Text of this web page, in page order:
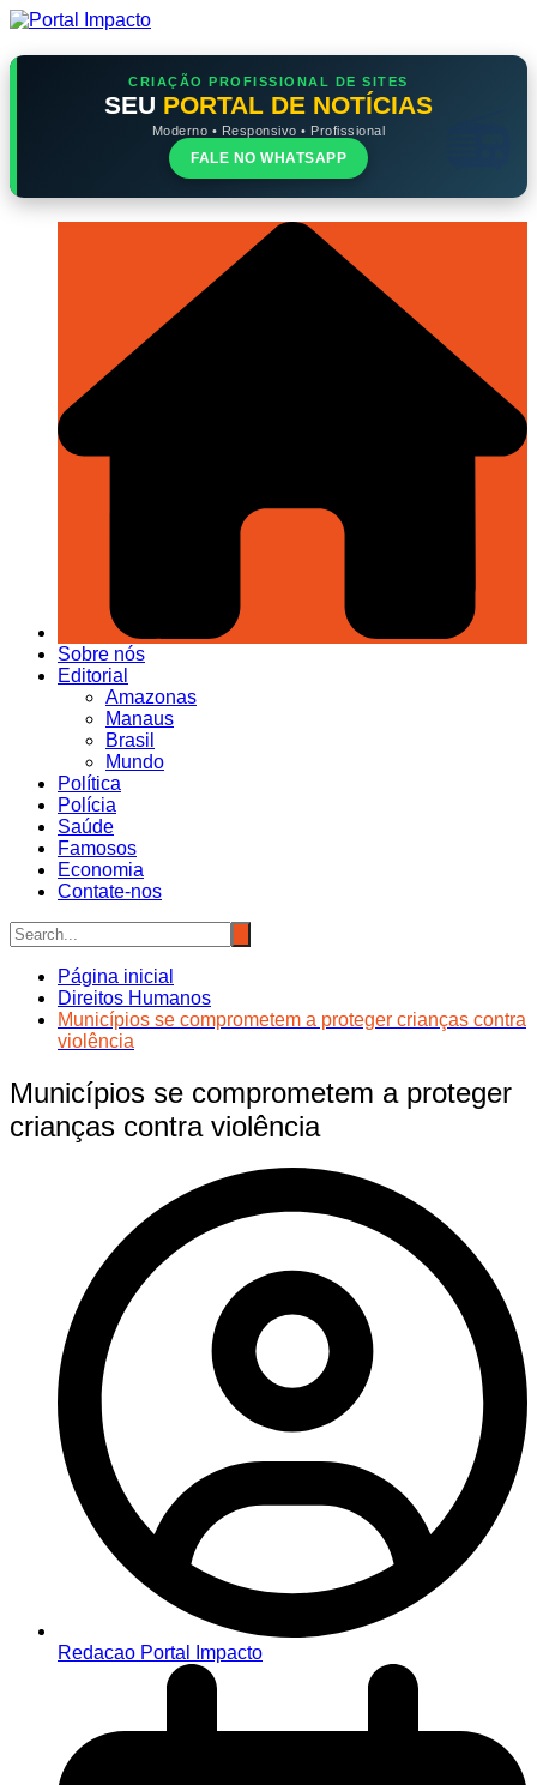
Ir
o
CRIAÇÃO PROFISSIONAL DE SITES
SEU PORTAL DE NOTÍCIAS
Moderno • Responsivo • Profissional
FALE NO WHATSAPP
Sobre nós
Editorial
Amazonas
Manaus
Brasil
Mundo
Política
Polícia
Saúde
Famosos
Economia
Contate-nos
Página inicial
Direitos Humanos
Municípios se comprometem a proteger crianças contra
violência
Municípios se comprometem a proteger
crianças contra violência
Redacao Portal Impacto